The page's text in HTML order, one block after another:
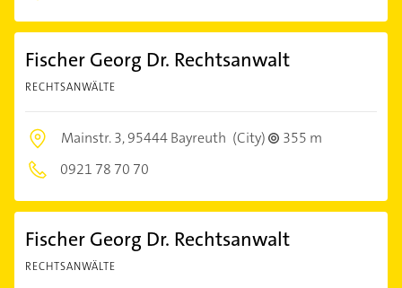
Fischer Georg Dr. Rechtsanwalt
RECHTSANWÄLTE
Mainstr. 3,95444 Bayreuth (City)
355 m
0921 78 70 70
Fischer Georg Dr. Rechtsanwalt
RECHTSANWÄLTE